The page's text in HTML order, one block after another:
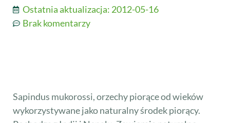
Ostatnia aktualizacja: 2012-05-16
Brak komentarzy
Sapindus mukorossi, orzechy piorące od wieków
wykorzystywane jako naturalny środek piorący.